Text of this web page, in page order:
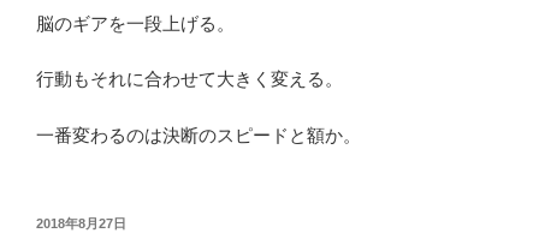
脳のギアを一段上げる。
行動もそれに合わせて大きく変える。
一番変わるのは決断のスピードと額か。
投
2018年8月27日